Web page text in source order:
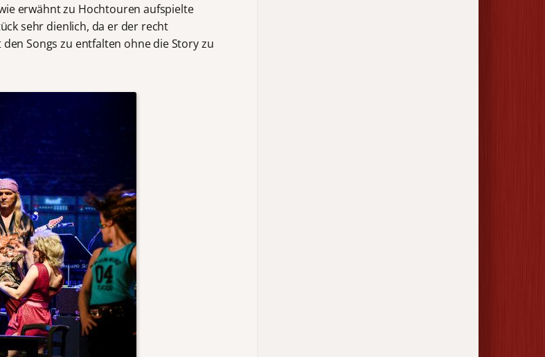
erwähnt zu Hochtouren aufspielte
sehr dienlich, da er der recht
Songs zu entfalten ohne die Story zu